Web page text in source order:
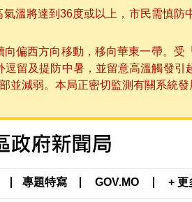
溫將達到36度或以上，市民需慎
偏西方向移動，移向華東一帶。
留及提防中暑，並留意高溫觸發引
並減弱。本局正密切監測有關系統
專題特寫 GOV.MO + 更